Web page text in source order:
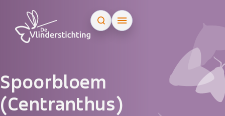
Spoorbloem
(Centranthus)